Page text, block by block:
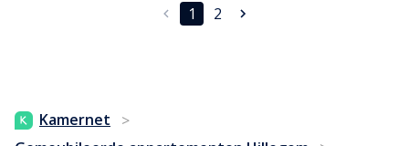
1 2
Kamernet
>